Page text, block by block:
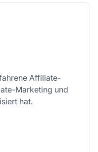
Affiliate-
Marketing und
hat.